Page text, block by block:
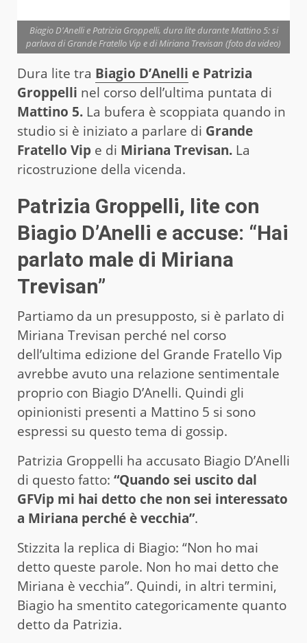
Biagio D'Anelli e Patrizia Groppelli, dura lite durante Mattino 5: si
parlava di Grande Fratello Vip e di Miriana Trevisan (foto da video)
Dura lite tra Biagio D’Anelli e Patrizia
Groppelli nel corso dell’ultima puntata di
Mattino 5. La bufera è scoppiata quando in
studio si è iniziato a parlare di Grande
Fratello Vip e di Miriana Trevisan. La
ricostruzione della vicenda.
Patrizia Groppelli, lite con
Biagio D’Anelli e accuse: “Hai
parlato male di Miriana
Trevisan”
Partiamo da un presupposto, si è parlato di
Miriana Trevisan perché nel corso
dell’ultima edizione del Grande Fratello Vip
avrebbe avuto una relazione sentimentale
proprio con Biagio D’Anelli. Quindi gli
opinionisti presenti a Mattino 5 si sono
espressi su questo tema di gossip.
Patrizia Groppelli ha accusato Biagio D’Anelli
di questo fatto: “Quando sei uscito dal
GFVip mi hai detto che non sei interessato
a Miriana perché è vecchia”.
Stizzita la replica di Biagio: “Non ho mai
detto queste parole. Non ho mai detto che
Miriana è vecchia”. Quindi, in altri termini,
Biagio ha smentito categoricamente quanto
detto da Patrizia.